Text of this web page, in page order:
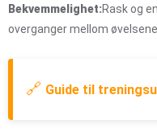
Bekvemmelighet:Rask og
overganger mellom øvelsene.
🔗 Guide til